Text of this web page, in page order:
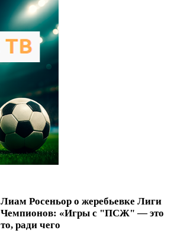
Лиам Росеньор о жеребьевке Лиги
Чемпионов: «Игры с "ПСЖ" — это
то, ради чего